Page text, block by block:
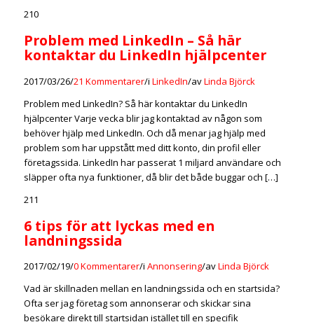
210
Problem med LinkedIn – Så här
kontaktar du LinkedIn hjälpcenter
2017/03/26/21 Kommentarer/i LinkedIn/avLinda Björck
Problem med LinkedIn? Så här kontaktar du LinkedIn
hjälpcenter Varje vecka blir jag kontaktad av någon som
behöver hjälp med LinkedIn. Och då menar jag hjälp med
problem som har uppstått med ditt konto, din profil eller
företagssida. LinkedIn har passerat 1 miljard användare och
släpper ofta nya funktioner, då blir det både buggar och […]
211
6 tips för att lyckas med en
landningssida
2017/02/19/0 Kommentarer/i Annonsering/avLinda Björck
Vad är skillnaden mellan en landningssida och en startsida?
Ofta ser jag företag som annonserar och skickar sina
besökare direkt till startsidan istället till en specifik